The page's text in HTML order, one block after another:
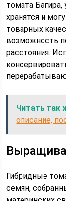
томата
хранятся и
товарных
возможность
расстояния.
Читать так
описание,
Гибридные
семян,